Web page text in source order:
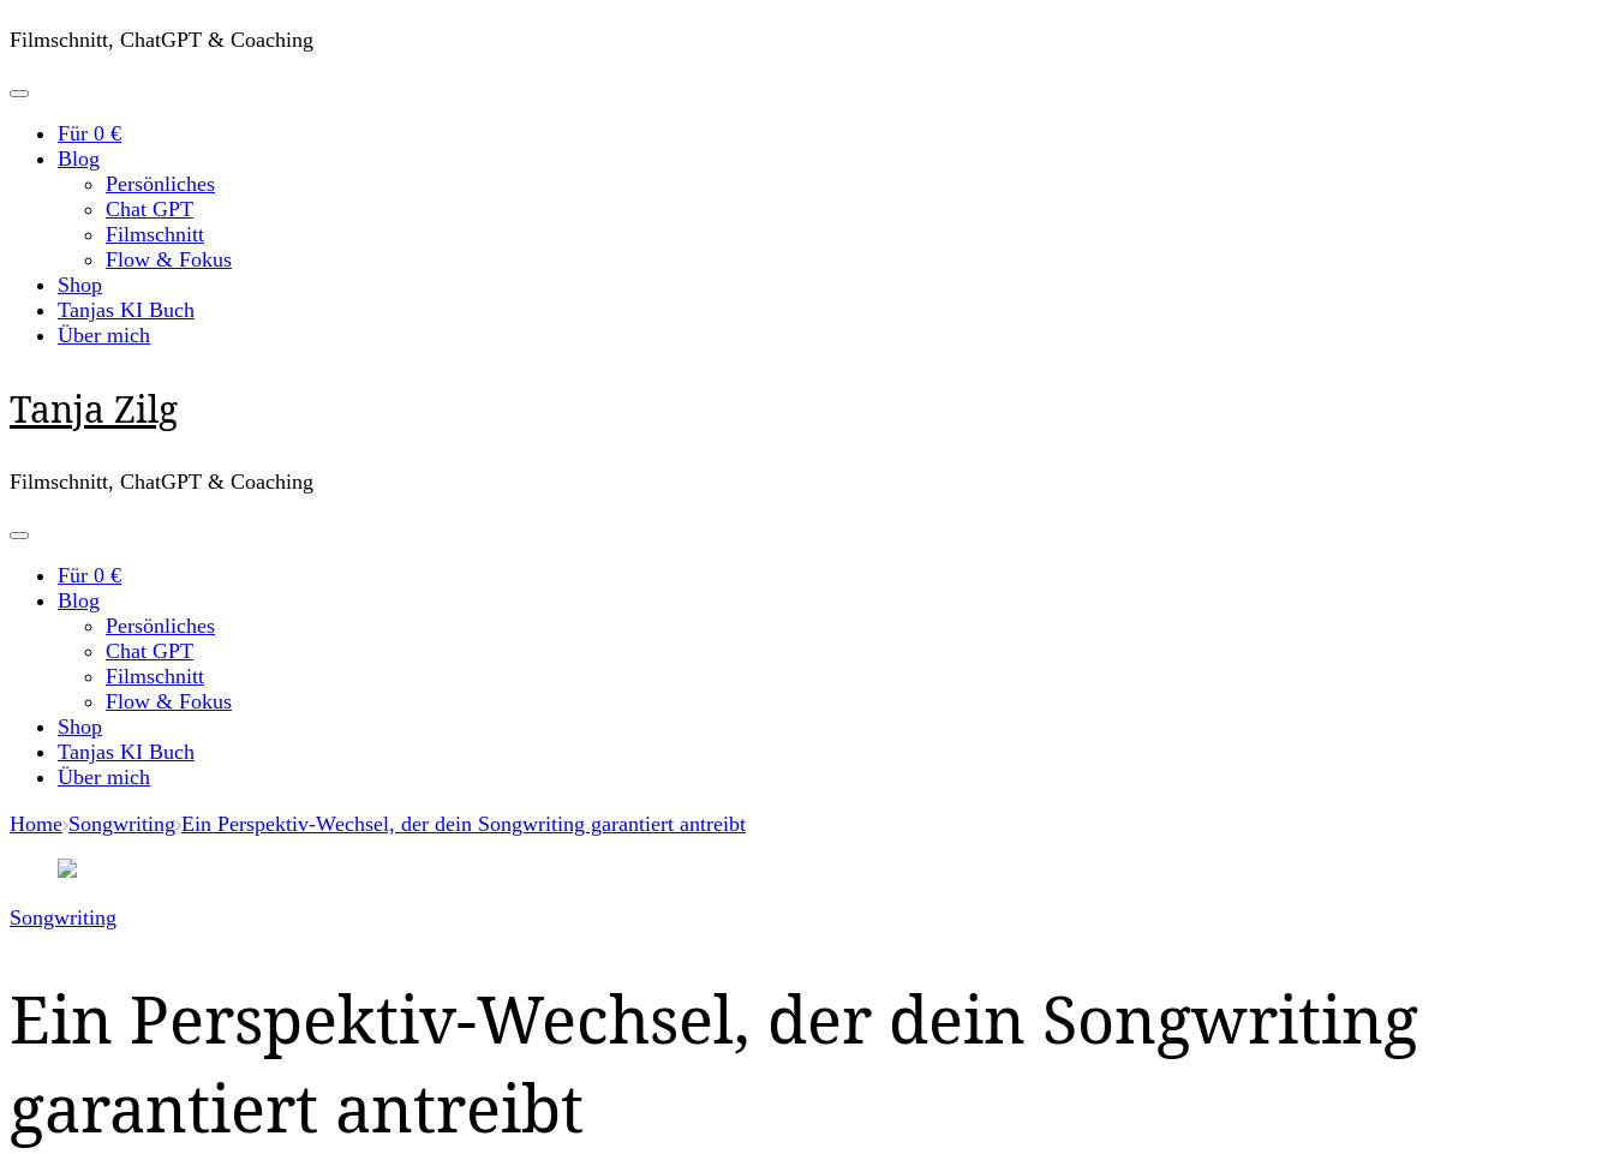
Filmschnitt, ChatGPT & Coaching
Für 0 €
Blog
Persönliches
Chat GPT
Filmschnitt
Flow & Fokus
Shop
Tanjas KI Buch
Über mich
Tanja Zilg
Filmschnitt, ChatGPT & Coaching
Für 0 €
Blog
Persönliches
Chat GPT
Filmschnitt
Flow & Fokus
Shop
Tanjas KI Buch
Über mich
Home Songwriting Ein Perspektiv-Wechsel, der dein Songwriting garantiert antreibt
Songwriting
Ein Perspektiv-Wechsel, der dein Songwriting
garantiert antreibt